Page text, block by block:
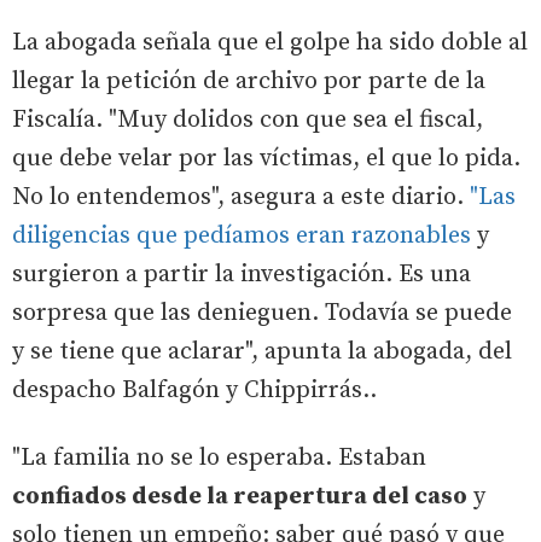
La abogada señala que el golpe ha sido doble al
llegar la petición de archivo por parte de la
Fiscalía. "Muy dolidos con que sea el fiscal,
que debe velar por las víctimas, el que lo pida.
No lo entendemos", asegura a este diario. "Las
diligencias que pedíamos eran razonables y
surgieron a partir la investigación. Es una
sorpresa que las denieguen. Todavía se puede
y se tiene que aclarar", apunta la abogada, del
despacho Balfagón y Chippirrás..
"La familia no se lo esperaba. Estaban
confiados desde la reapertura del caso y
solo tienen un empeño: saber qué pasó y que